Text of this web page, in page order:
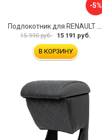
-5%
Подлокотник для RENAULT Kaptur 2017 г.в. armster 2 BLACK V00970
15 990 руб. 15 191 руб.
В КОРЗИНУ